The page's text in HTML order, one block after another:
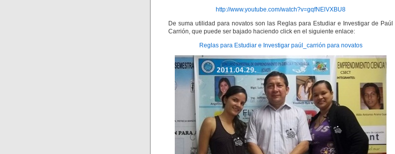
http://www.youtube.com/watch?v=gqfNElVXBU8
De suma utilidad para novatos son las Reglas para Estudiar e Investigar de Paúl
Carrión, que puede ser bajado haciendo click en el siguiente enlace:
Reglas para Estudiar e Investigar paúl_carrión para novatos